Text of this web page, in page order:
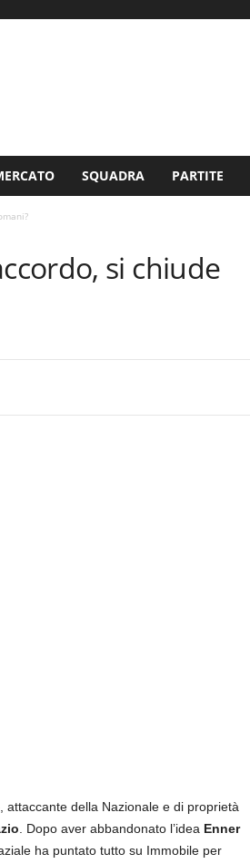
SQUADRA PARTITE
si chiude
, attaccante della Nazionale e di proprietà
. Dopo aver abbandonato l’ideaEnner
ha puntato tutto su Immobile per